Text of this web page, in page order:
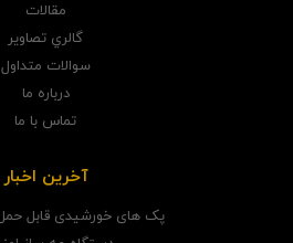
مقالات
گالري تصاوير
سوالات متداول
درباره ما
تماس با ما
آخرین اخبار
پک های خورشیدی قابل حمل